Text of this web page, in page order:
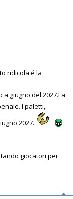
ridicola é la
giugno del 2027.La
I paletti,
2027.
giocatori per